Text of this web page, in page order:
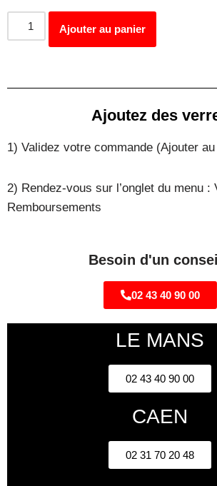
Ajouter au panier
Ajoutez des
1) Validez votre commande (Ajouter
2) Rendez-vous sur l’onglet du menu :
Remboursements
Besoin d'un
02 43 40 90 00
LE MANS
02 43 40 90 00
CAEN
02 31 70 20 48